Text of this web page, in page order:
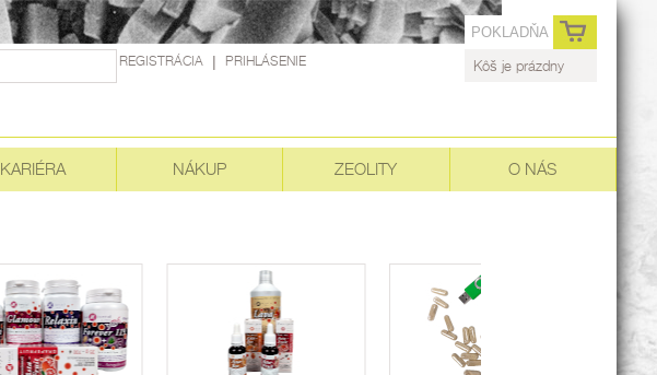
REGISTRÁCIA| PRIHLÁSENIE
POKLADŇA
Kôš je prázdny
O NÁS
ZEOLITY
NÁKUP
KARIÉRA